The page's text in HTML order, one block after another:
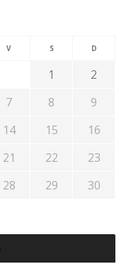
V S D
1
2
7 8
9
14 15
16
21 22
23
28 29
30